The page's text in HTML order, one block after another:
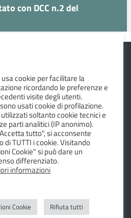
con DCC n.2 del
DI VEZZANO SUL
Vezzano sul Crostolo
0522.601947
usa cookie per facilitare la
ricordando le preferenze e
visite degli utenti.
usati cookie di profilazione.
soltanto cookie tecnici e
parti analitici (IP anonimo).
tutto", si acconsente
di TUTTI i cookie. Visitando
Cookie" si può dare un
differenziato.
informazioni
Cookie Rifiuta tutti